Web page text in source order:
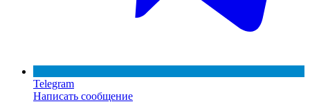
Telegram
Написать сообщение